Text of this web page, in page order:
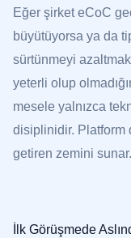
Eğer şirket eCoC
büyütüyorsa ya da
sürtünmeyi
yeterli olup
mesele yalnızca
disiplinidir. Platform
getiren zemini sunar.
İlk Görüşmede